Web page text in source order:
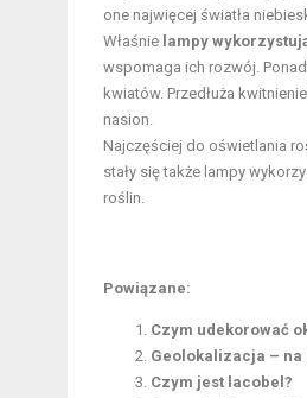
one najwięcej światła
Właśnie lampy
wspomaga ich rozwój.
kwiatów. Przedłuża
nasion.
Najczęściej do oświetlania
stały się także lampy
roślin.
Powiązane:
Czym udekorować
Geolokalizacja – na
Czym jest lacobel?